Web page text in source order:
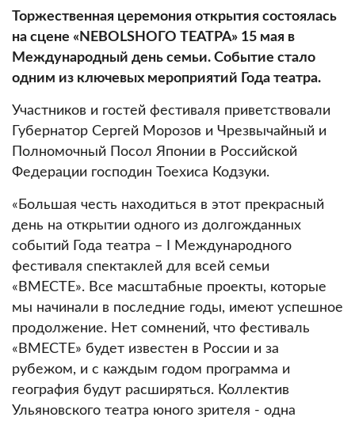
Торжественная церемония открытия состоялась
на сцене «NEBOLSHОГО ТЕАТРА» 15 мая в
Международный день семьи. Событие стало
одним из ключевых мероприятий Года театра.
Участников и гостей фестиваля приветствовали
Губернатор Сергей Морозов и Чрезвычайный и
Полномочный Посол Японии в Российской
Федерации господин Тоехиса Кодзуки.
«Большая честь находиться в этот прекрасный
день на открытии одного из долгожданных
событий Года театра – I Международного
фестиваля спектаклей для всей семьи
«ВМЕСТЕ». Все масштабные проекты, которые
мы начинали в последние годы, имеют успешное
продолжение. Нет сомнений, что фестиваль
«ВМЕСТЕ» будет известен в России и за
рубежом, и с каждым годом программа и
география будут расширяться. Коллектив
Ульяновского театра юного зрителя - одна